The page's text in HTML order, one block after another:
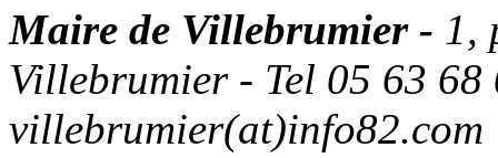
Maire de Villebrumier - 1,
Villebrumier - Tel 05 63
villebrumier(at)info82.com